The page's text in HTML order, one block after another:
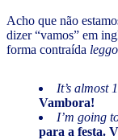
Acho que não
dizer “vamos” em
forma contraída
It’s almost
Vambora!
I’m going
para a festa.